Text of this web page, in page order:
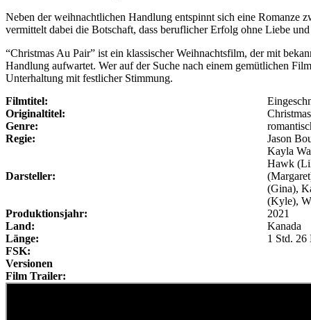
Neben der weihnachtlichen Handlung entspinnt sich eine Romanze
vermittelt dabei die Botschaft, dass beruflicher Erfolg ohne Liebe
“Christmas Au Pair” ist ein klassischer Weihnachtsfilm, der mit
Handlung aufwartet. Wer auf der Suche nach einem gemütlichen
Unterhaltung mit festlicher Stimmung.
Filmtitel:
Originaltitel:
Genre:
Regie:
Jason
Darsteller:
Kayla
Hawk
(Gina),
(Kyle),
Produktionsjahr:
2021
Land:
Kanada
Länge:
1 Std. 26
FSK:
Versionen
Film Trailer: